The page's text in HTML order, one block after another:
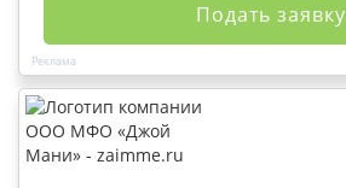
Подать заявку